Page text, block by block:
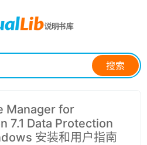
搜索
Manager for
7.1 Data Protection
安装和用户指南